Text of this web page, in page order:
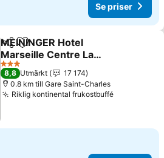
Se priser
Dela Lägg till i Mina Favoriter
MEININGER Hotel
Marseille Centre La
Joliette
3 Stjärnor
8,8 Utmärkt
17 174
0.8 km till Gare Saint-Charles
Riklig kontinental frukostbuffé